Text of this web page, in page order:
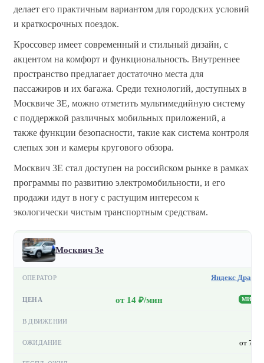
делает его практичным вариантом для городских условий
и краткосрочных поездок.
Кроссовер имеет современный и стильный дизайн, с
акцентом на комфорт и функциональность. Внутреннее
пространство предлагает достаточно места для
пассажиров и их багажа. Среди технологий, доступных в
Москвиче 3E, можно отметить мультимедийную систему
с поддержкой различных мобильных приложений, а
также функции безопасности, такие как система контроля
слепых зон и камеры кругового обзора.
Москвич 3E стал доступен на российском рынке в рамках
программы по развитию электромобильности, и его
продажи идут в ногу с растущим интересом к
экологически чистым транспортным средствам.
Москвич 3е
Яндекс Драйв
от 14 ₽/мин МИН
от 7 ₽